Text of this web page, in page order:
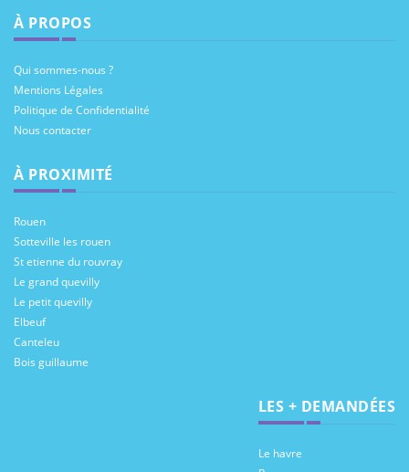
À PROPOS
Qui sommes-nous ?
Mentions Légales
Politique de Confidentialité
Nous contacter
À PROXIMITÉ
Rouen
Sotteville les rouen
St etienne du rouvray
Le grand quevilly
Le petit quevilly
Elbeuf
Canteleu
Bois guillaume
LES + DEMANDÉES
Le havre